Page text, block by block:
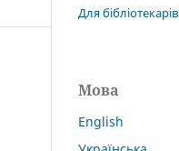
Для бібліотекарів
Мова
English